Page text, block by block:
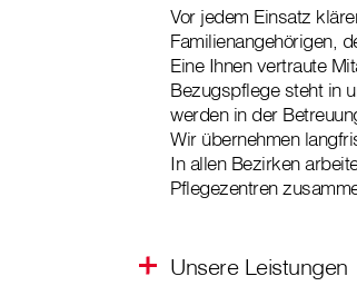
Vor jedem Einsatz
Familienangehörigen,
Eine Ihnen vertraute
Bezugspflege steht in
werden in der
Wir übernehmen
In allen Bezirken
Pflegezentren
Unsere Leistungen